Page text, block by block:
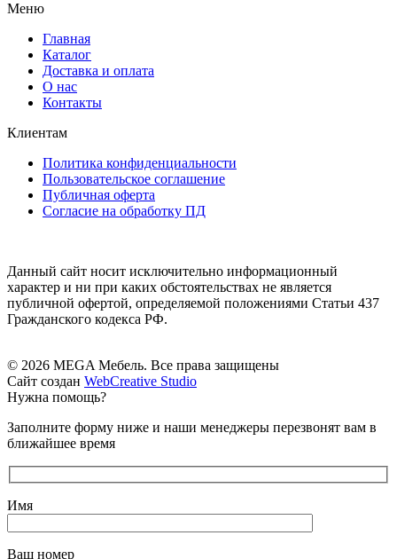
Меню
Главная
Каталог
Доставка и оплата
О нас
Контакты
Клиентам
Политика конфиденциальности
Пользовательское соглашение
Публичная оферта
Согласие на обработку ПД
Данный сайт носит исключительно информационный
характер и ни при каких обстоятельствах не является
публичной офертой, определяемой положениями Статьи 437
Гражданского кодекса РФ.
© 2026 MEGA Мебель. Все права защищены
Сайт создан WebCreative Studio
Нужна помощь?
Заполните форму ниже и наши менеджеры перезвонят вам в
ближайшее время
Имя
Ваш номер